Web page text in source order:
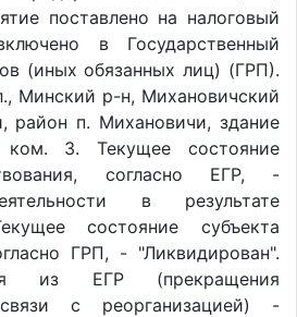
поставлено на налоговый
в Государственный
(иных обязанных лиц) (ГРП).
Минский р-н, Михановичский
район п. Михановичи, здание
3. Текущее состояние
согласно ЕГР, -
в результате
состояние субъекта
ГРП, - "Ликвидирован".
из ЕГР (прекращения
с реорганизацией) -